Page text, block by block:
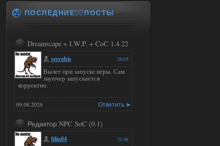
ПОСЛЕДНИЕ✍🏻ПОСТЫ
Dreamscape + I.W.P. + CoC 1.4.22
20:05
sercobis
Вылет при запуске игры. Сам
лаунчер запускается
корректно.
Ответить ➤
09.08.2026
Редактор NPC SoC (0.1)
21:06
filin04